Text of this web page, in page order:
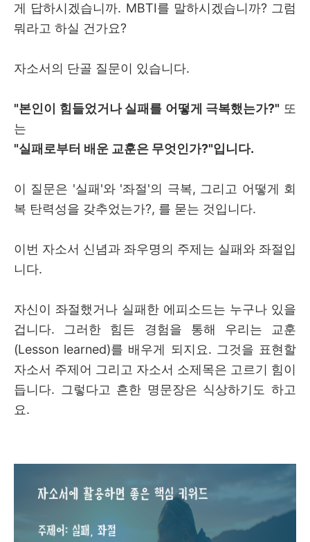
게 답하시겠습니까. MBTI를 말하시겠습니까? 그럼
뭐라고 하실 건가요?
자소서의 단골 질문이 있습니다.
"본인이 힘들었거나 실패를 어떻게 극복했는가?" 또
는
"실패로부터 배운 교훈은 무엇인가?"입니다.
이 질문은 '실패'와 '좌절'의 극복, 그리고 어떻게 회
복 탄력성을 갖추었는가?, 를 묻는 것입니다.
이번 자소서 신념과 좌우명의 주제는 실패와 좌절입
니다.
자신이 좌절했거나 실패한 에피소드는 누구나 있을
겁니다. 그러한 힘든 경험을 통해 우리는 교훈
(Lesson learned)를 배우게 되지요. 그것을 표현할
자소서 주제어 그리고 자소서 소제목은 고르기 힘이
듭니다. 그렇다고 흔한 명문장은 식상하기도 하고
요.